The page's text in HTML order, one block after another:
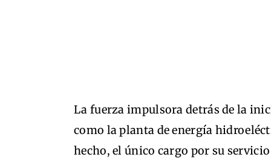
La fuerza impulsora detrás de la
como la planta de energía
hecho, el único cargo por su